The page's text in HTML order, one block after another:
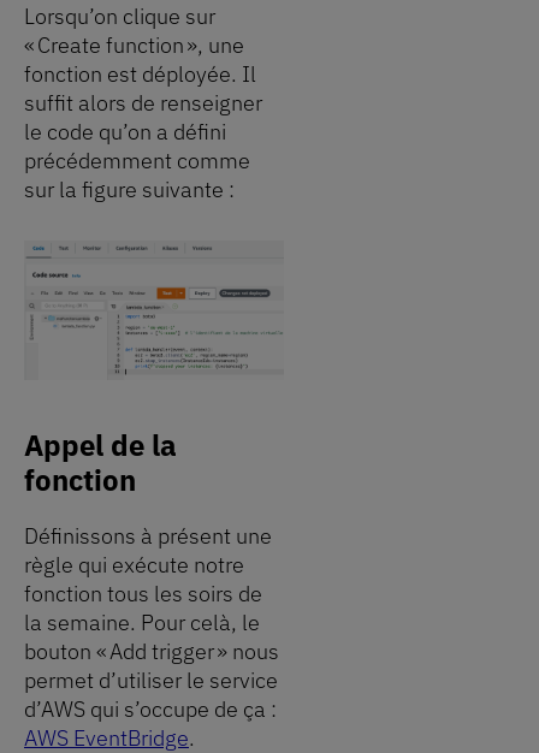
Lorsqu’on clique sur
« Create function », une
fonction est déployée. Il
suffit alors de renseigner
le code qu’on a défini
précédemment comme
sur la figure suivante :
Appel de la
fonction
Définissons à présent une
règle qui exécute notre
fonction tous les soirs de
la semaine. Pour celà, le
bouton « Add trigger » nous
permet d’utiliser le service
d’AWS qui s’occupe de ça :
AWS EventBridge.